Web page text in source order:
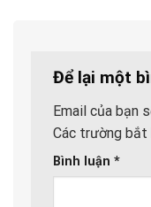
Để lại một
Email của bạn
Các trường bắt
Bình luận *